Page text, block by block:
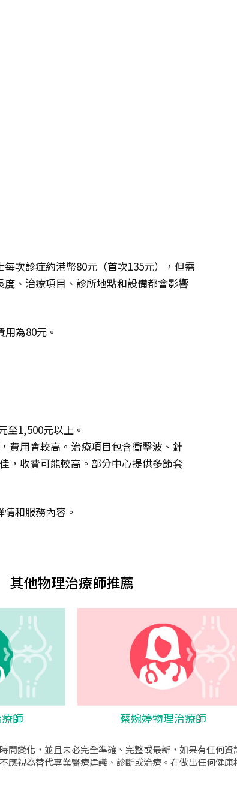
次診症約港幣80元（首次135元），但需
、治療項目、診所地點和設備都會影響
為80元。
至1,500元以上。
費用會較高。治療項目包含衝擊波、針
，收費可能較高。部分中心提供多節套
和服務內容。
其他物理治療師推薦
師 蔡婉婷物理治療師
變化，並且未必完全準確、完整或最新，如果有任何
視為替代專業醫療建議、診斷或治療。在做出任何健